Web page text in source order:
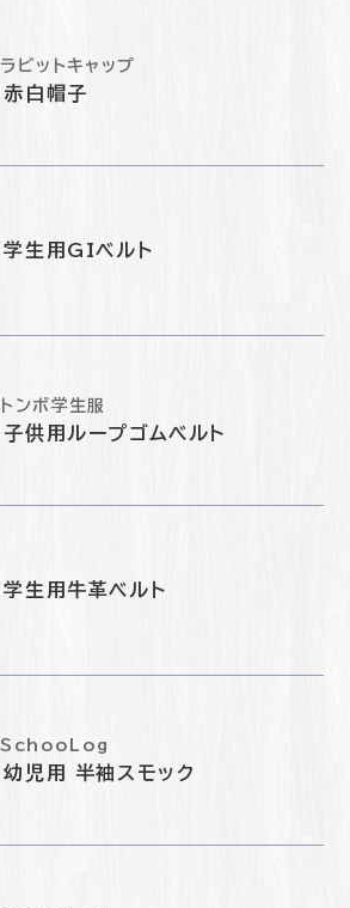
ラビットキャップ
赤白帽子
学生用GIベルト
トンボ学生服
子供用ループゴムベルト
学生用牛革ベルト
SchooLog
幼児用 半袖スモック